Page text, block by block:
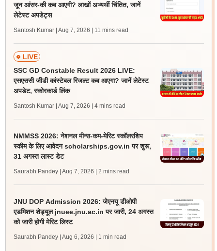
जून आंसर-की कब आएगी? लाखों अभ्यर्थी चिंतित, जानें
लेटेस्ट अपडेट्स
Santosh Kumar | Aug 7, 2026 | 11 mins read
LIVE
SSC GD Constable Result 2026 LIVE:
एसएससी जीडी कांस्टेबल रिजल्ट कब आएगा? जानें लेटेस्ट
अपडेट, स्कोरकार्ड लिंक
Santosh Kumar | Aug 7, 2026 | 4 mins read
NMMSS 2026: नेशनल मीन्स-कम-मेरिट स्कॉलरशिप
स्कीम के लिए आवेदन scholarships.gov.in पर शुरू,
31 अगस्त लास्ट डेट
Saurabh Pandey | Aug 7, 2026 | 2 mins read
JNU DOP Admission 2026: जेएनयू डीओपी
एडमिशन शेड्यूल jnuee.jnu.ac.in पर जारी, 24 अगस्त
को जारी होगी मेरिट लिस्ट
Saurabh Pandey | Aug 6, 2026 | 1 min read